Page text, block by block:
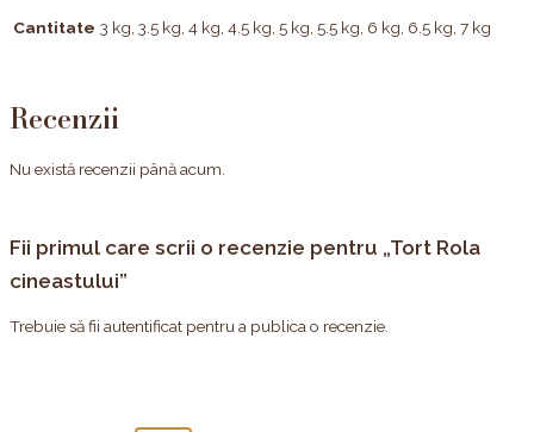
Cantitate 3 kg, 3.5 kg, 4 kg, 4.5 kg, 5 kg, 5.5 kg, 6 kg, 6.5 kg, 7 kg
Recenzii
Nu există recenzii până acum.
Fii primul care scrii o recenzie pentru „Tort Rola
cineastului”
Trebuie să fii autentificat pentru a publica o recenzie.